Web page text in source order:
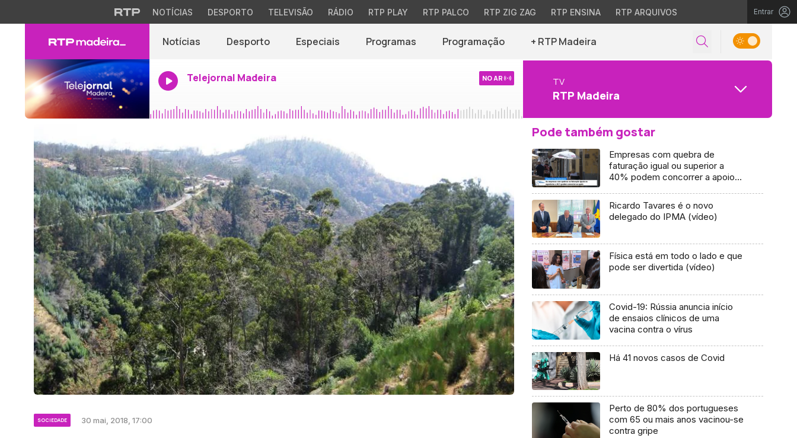
NOTÍCIAS DESPORTO TELEVISÃO RÁDIO RTP PLAY RTP PALCO RTP ZIG ZAG RTP ENSINA RTP ARQUIVOS Entrar
Notícias Desporto Especiais Programas Programação + RTP Madeira
Telejornal Madeira NO AR TV
RTP Madeira
SOCIEDADE 30 mai, 2018, 17:00
Pode também gostar
Empresas com quebra de
faturação igual ou superior a
40% podem concorrer a apoio
Ricardo Tavares é o novo
delegado do IPMA (vídeo)
Física está em todo o lado e que
pode ser divertida (vídeo)
Covid-19: Rússia anuncia início
de ensaios clínicos de uma
vacina contra o vírus
Há 41 novos casos de Covid
Perto de 80% dos portugueses
com 65 ou mais anos vacinou-se
contra gripe